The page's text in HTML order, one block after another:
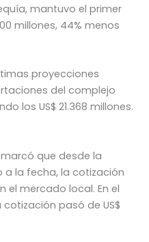
mantuvo el primer
millones, 44% menos
proyecciones
del complejo
los US$ 21.368 millones.
que desde la
la fecha, la cotización
el mercado local. En el
pasó de US$